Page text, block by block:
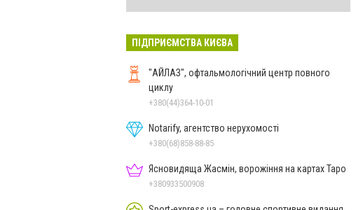
ПІДПРИЄМСТВА КИЄВА
"АЙЛАЗ", офтальмологічний центр повного
циклу
+380(44)364-10-01
Notarify, агентство нерухомості
+380(68)858-88-85
Ясновидяща Жасмін, ворожіння на картах Таро
+380933500908